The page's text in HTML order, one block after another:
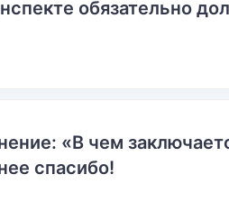
обязательно
«В чем
спасибо!